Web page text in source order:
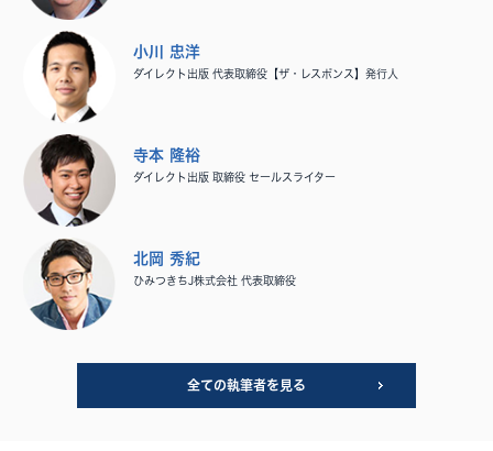
小川 忠洋
ダイレクト出版 代表取締役【ザ・レスポンス】発行人
寺本 隆裕
ダイレクト出版 取締役 セールスライター
北岡 秀紀
ひみつきちJ株式会社 代表取締役
全ての執筆者を見る